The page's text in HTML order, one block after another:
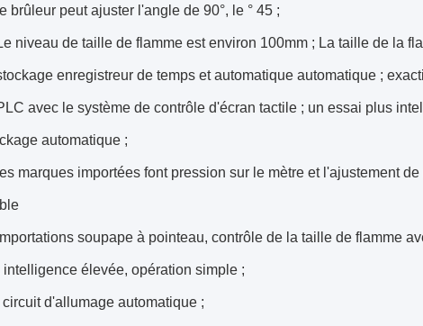
brûleur peut ajuster l'angle de 90°, le ° 45 ;
niveau de taille de flamme est environ 100mm ; La taille de la
enregistreur de temps et automatique automatique ;
avec le système de contrôle d'écran tactile ; un essai plus
automatique ;
marques importées font pression sur le mètre et l'ajustement
soupape à pointeau, contrôle de la taille de flamme
intelligence élevée, opération simple ;
circuit d'allumage automatique ;